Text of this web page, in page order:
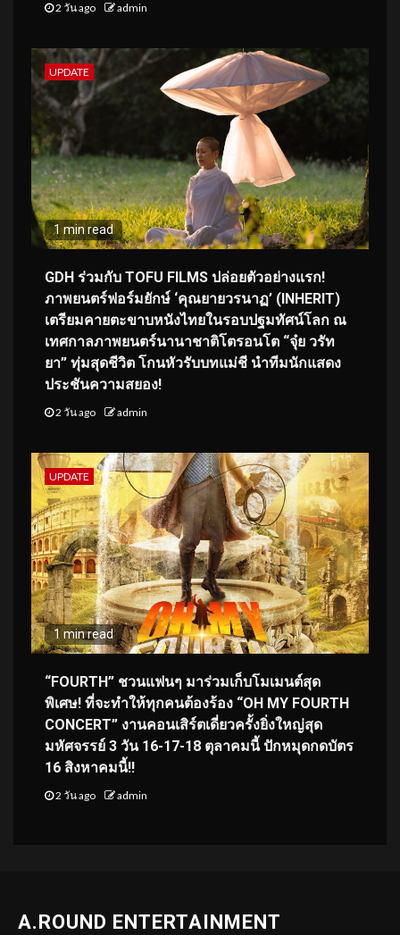
2 วัน ago admin
UPDATE
1 min read
GDH ร่วมกับ TOFU FILMS ปล่อยตัวอย่างแรก!
ภาพยนตร์ฟอร์มยักษ์ ‘คุณยายวรนาฏ’ (INHERIT)
เตรียมคายตะขาบหนังไทยในรอบปฐมทัศน์โลก ณ
เทศกาลภาพยนตร์นานาชาติโตรอนโต “จุ๋ย วรัท
ยา” ทุ่มสุดชีวิต โกนหัวรับบทแม่ชี นำทีมนักแสดง
ประชันความสยอง!
2 วัน ago admin
UPDATE
1 min read
“FOURTH” ชวนแฟนๆ มาร่วมเก็บโมเมนต์สุด
พิเศษ! ที่จะทำให้ทุกคนต้องร้อง “OH MY FOURTH
CONCERT” งานคอนเสิร์ตเดี่ยวครั้งยิ่งใหญ่สุด
มหัศจรรย์ 3 วัน 16-17-18 ตุลาคมนี้ ปักหมุดกดบัตร
16 สิงหาคมนี้!!
2 วัน ago admin
A.ROUND ENTERTAINMENT